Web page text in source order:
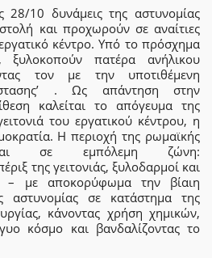
28/10 δυνάμεις της αστυνομίας
και προχωρούν σε αναίτιες
κέντρο. Υπό το πρόσχημα
ξυλοκοπούν πατέρα ανήλικου
τον με την υποτιθέμενη
. Ως απάντηση στην
καλείται το απόγευμα της
του εργατικού κέντρου, η
Η περιοχή της ρωμαϊκής
σε εμπόλεμη ζώνη:
της γειτονιάς, ξυλοδαρμοί και
– με αποκορύφωμα την βίαιη
αστυνομίας σε κατάστημα της
κάνοντας χρήση χημικών,
κόσμο και βανδαλίζοντας το